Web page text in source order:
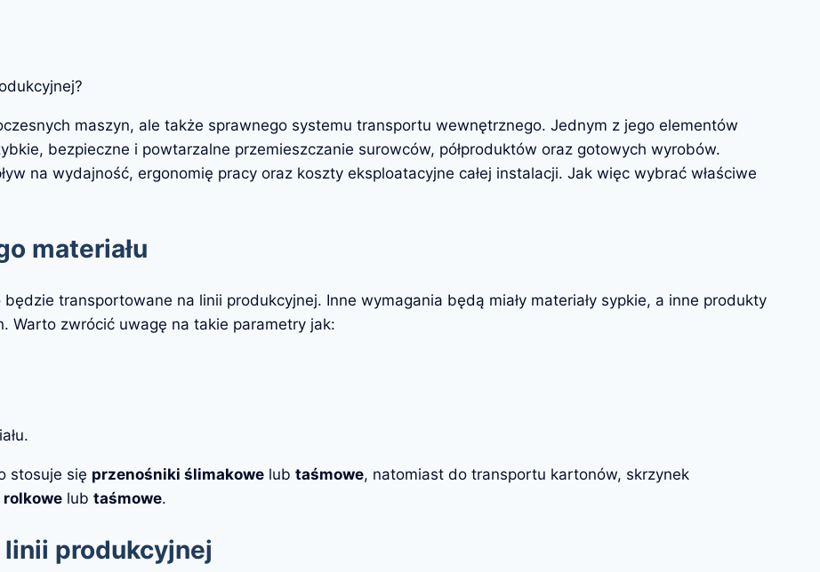
maszyn, ale także sprawnego systemu transportu wewnętrznego. Jednym z jego elementów
bezpieczne i powtarzalne przemieszczanie surowców, półproduktów oraz gotowych wyrobów.
na wydajność, ergonomię pracy oraz koszty eksploatacyjne całej instalacji. Jak więc wybrać właściwe
materiału
transportowane na linii produkcyjnej. Inne wymagania będą miały materiały sypkie, a inne produkty
Warto zwrócić uwagę na takie parametry jak:
stosuje się przenośniki ślimakowe lub taśmowe, natomiast do transportu kartonów, skrzynek
lub taśmowe.
linii produkcyjnej